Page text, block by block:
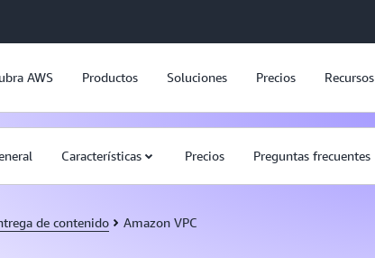
AWS Productos Soluciones Precios Recursos
Características Precios Preguntas frecuentes
de contenido Amazon VPC